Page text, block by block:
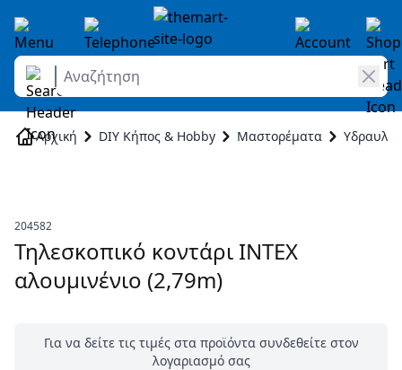
Skip to Content
Αναζήτηση
Αρχική DIY Κήπος & Hobby Μαστορέματα
204582
Τηλεσκοπικό κοντάρι INTEX
αλουμινένιο (2,79m)
Για να δείτε τις τιμές στα προϊόντα συνδεθείτε στον
λογαριασμό σας